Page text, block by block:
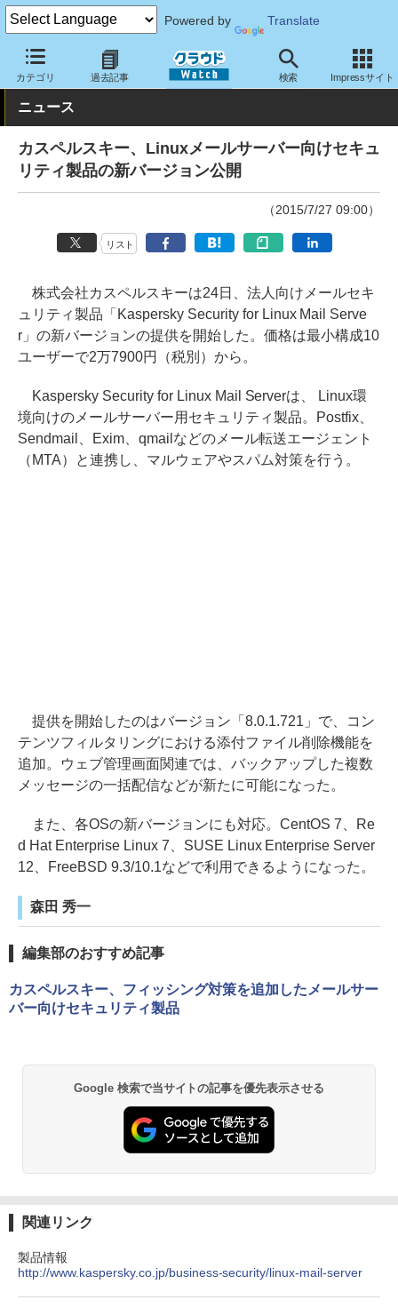
Powered by Translate
カテゴリ 過去記事 検索 Impressサイト
クラウド Watch セキュリティ マルウェア対策
ニュース
カスペルスキー、Linuxメールサーバー向けセキュ
リティ製品の新バージョン公開
（2015/7/27 09:00）
リスト
株式会社カスペルスキーは24日、法人向けメールセキ
ュリティ製品「Kaspersky Security for Linux Mail Serve
r」の新バージョンの提供を開始した。価格は最小構成10
ユーザーで2万7900円（税別）から。
Kaspersky Security for Linux Mail Serverは、 Linux環
境向けのメールサーバー用セキュリティ製品。Postfix、
Sendmail、Exim、qmailなどのメール転送エージェント
（MTA）と連携し、マルウェアやスパム対策を行う。
提供を開始したのはバージョン「8.0.1.721」で、コン
テンツフィルタリングにおける添付ファイル削除機能を
追加。ウェブ管理画面関連では、バックアップした複数
メッセージの一括配信などが新たに可能になった。
また、各OSの新バージョンにも対応。CentOS 7、Re
d Hat Enterprise Linux 7、SUSE Linux Enterprise Server
12、FreeBSD 9.3/10.1などで利用できるようになった。
森田 秀一
編集部のおすすめ記事
カスペルスキー、フィッシング対策を追加したメールサー
バー向けセキュリティ製品
Google 検索で当サイトの記事を優先表示させる
関連リンク
製品情報
http://www.kaspersky.co.jp/business-security/linux-mail-server